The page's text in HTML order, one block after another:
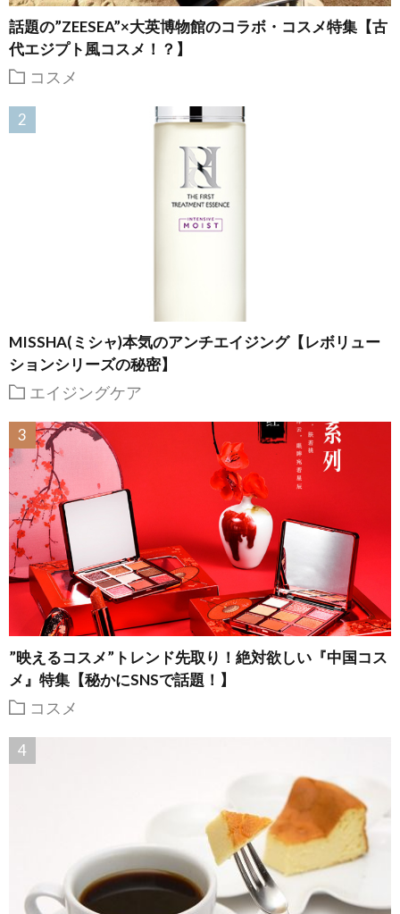
話題の”ZEESEA”×大英博物館のコラボ・コスメ特集【古
代エジプト風コスメ！？】
コスメ
MISSHA(ミシャ)本気のアンチエイジング【レボリュー
ションシリーズの秘密】
エイジングケア
”映えるコスメ”トレンド先取り！絶対欲しい『中国コス
メ』特集【秘かにSNSで話題！】
コスメ